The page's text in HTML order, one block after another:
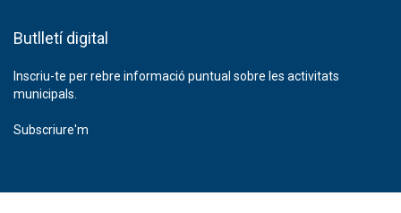
Butlletí digital
Inscriu-te per rebre informació puntual sobre les activitats
municipals.
Subscriure'm